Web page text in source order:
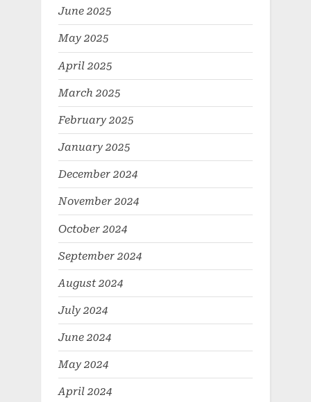
June 2025
May 2025
April 2025
March 2025
February 2025
January 2025
December 2024
November 2024
October 2024
September 2024
August 2024
July 2024
June 2024
May 2024
April 2024